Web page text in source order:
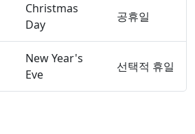
Christmas
Day
공휴일
New Year's
Eve
선택적 휴일